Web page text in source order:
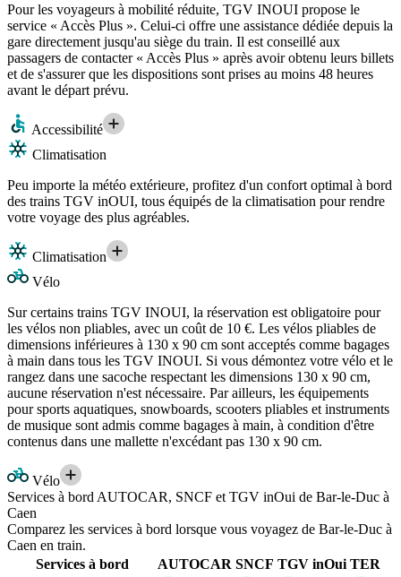
Pour les voyageurs à mobilité réduite, TGV INOUI propose le
service « Accès Plus ». Celui-ci offre une assistance dédiée depuis la
gare directement jusqu'au siège du train. Il est conseillé aux
passagers de contacter « Accès Plus » après avoir obtenu leurs billets
et de s'assurer que les dispositions sont prises au moins 48 heures
avant le départ prévu.
Accessibilité
Climatisation
Peu importe la météo extérieure, profitez d'un confort optimal à bord
des trains TGV inOUI, tous équipés de la climatisation pour rendre
votre voyage des plus agréables.
Climatisation
Vélo
Sur certains trains TGV INOUI, la réservation est obligatoire pour
les vélos non pliables, avec un coût de 10 €. Les vélos pliables de
dimensions inférieures à 130 x 90 cm sont acceptés comme bagages
à main dans tous les TGV INOUI. Si vous démontez votre vélo et le
rangez dans une sacoche respectant les dimensions 130 x 90 cm,
aucune réservation n'est nécessaire. Par ailleurs, les équipements
pour sports aquatiques, snowboards, scooters pliables et instruments
de musique sont admis comme bagages à main, à condition d'être
contenus dans une mallette n'excédant pas 130 x 90 cm.
Vélo
Services à bord AUTOCAR, SNCF et TGV inOui de Bar-le-Duc à
Caen
Comparez les services à bord lorsque vous voyagez de Bar-le-Duc à
Caen en train.
Services à bord
AUTOCAR SNCF TGV inOui TER